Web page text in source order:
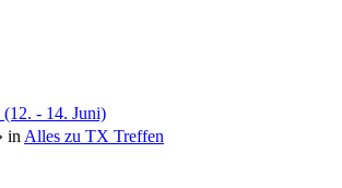
- 14. Juni)
in Alles zu TX Treffen